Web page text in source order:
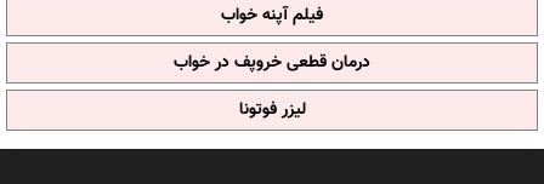
فیلم آپنه خواب
درمان قطعی خروپف در خواب
لیزر فوتونا